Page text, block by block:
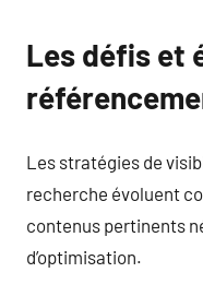
Les défis et
Les stratégies de
recherche évoluent
contenus pertinents
d’optimisation.